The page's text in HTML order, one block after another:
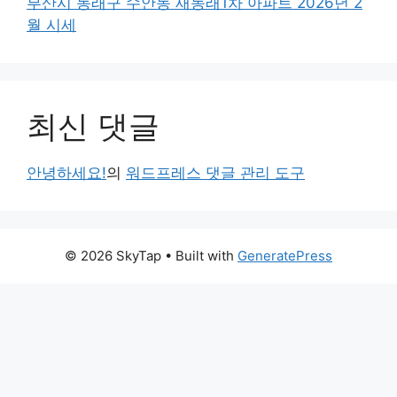
월 시세
최신 댓글
안녕하세요!의 워드프레스 댓글 관리 도구
© 2026 SkyTap • Built with GeneratePress